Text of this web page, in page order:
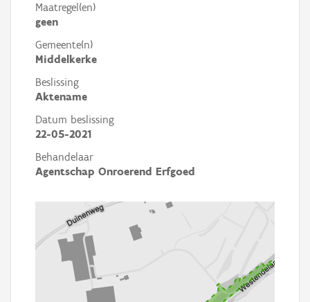
Maatregel(en)
geen
Gemeente(n)
Middelkerke
Beslissing
Aktename
Datum beslissing
22-05-2021
Behandelaar
Agentschap Onroerend Erfgoed